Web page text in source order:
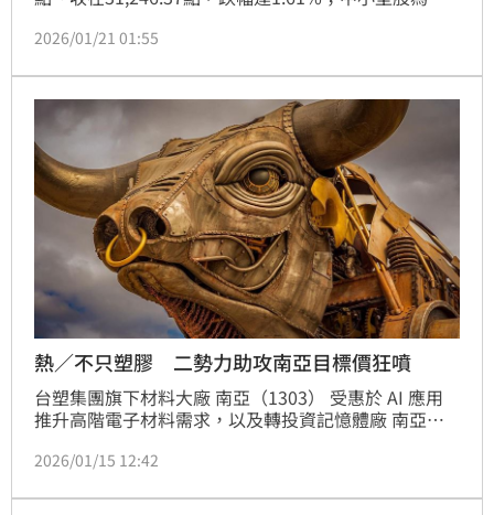
雙市合計成交金額高達8,689億元與2,368億元，合計逼
川普釋出對歐洲加徵關稅的激烈發言，加劇地緣政治緊
張，引爆避險情緒升溫，美股四大指數全倒，拖累台股
重挫，晶片與電子權值股首當其衝。
2026/01/21 01:55
熱／不只塑膠 二勢力助攻南亞目標價狂噴
台塑集團旗下材料大廠 南亞（1303） 受惠於 AI 應用
推升高階電子材料需求，以及轉投資記憶體廠 南亞科
預估並調高目標價，指出南亞營運重心已由傳統石化轉
2026/01/15 12:42